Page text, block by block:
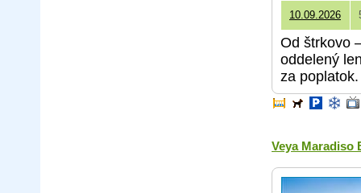
10.09.2026
Od štrkovo
oddelený
za poplatok.
Veya Maradiso